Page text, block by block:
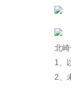
北
1、
2、